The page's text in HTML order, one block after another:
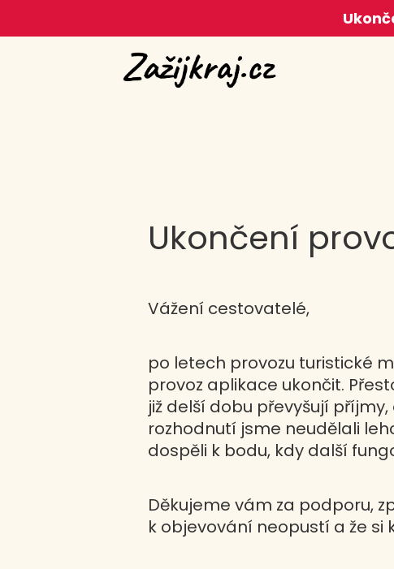
Ukončení
Vážení cestovatelé,
po letech provozu turistické
provoz aplikace ukončit.
již delší dobu převyšují
rozhodnutí jsme neudělali
dospěli k bodu, kdy další
Děkujeme vám za podporu,
k objevování neopustí a že si